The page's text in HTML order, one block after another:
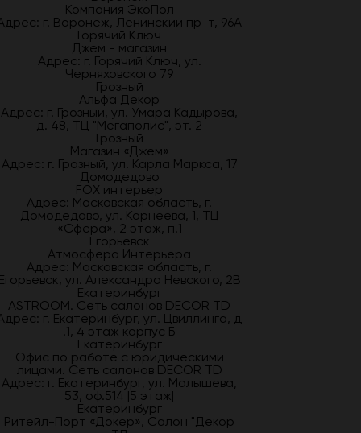
Компания ЭкоПол
г. Воронеж, Ленинский пр-т, 96А
Горячий Ключ
Джем - магазин
Адрес: г. Горячий Ключ, ул.
Черняховского 79
Грозный
Альфа Декор
Адрес: г. Грозный, ул. Умара Кадырова,
д. 48, ТЦ "Мегаполис", эт. 2
Грозный
Магазин «Джем»
Адрес: г. Грозный, ул. Карла Маркса, 17
Домодедово
FOX интерьер
Адрес: Московская область, г.
Домодедово, ул. Корнеева, 1, ТЦ
«Сфера», 2 этаж, п.1
Егорьевск
Атмосфера Интерьера
Адрес: Московская область, г.
ул. Александра Невского, 2В
Екатеринбург
ASTROOM. Сеть салонов DECOR TD
г. Екатеринбург, ул. Цвиллинга, д
.1, 4 этаж корпус Б
Екатеринбург
Офис по работе с юридическими
лицами. Сеть салонов DECOR TD
Адрес: г. Екатеринбург, ул. Малышева,
53, оф.514 |5 этаж|
Екатеринбург
Ритейл-Порт «Докер», Салон "Декор